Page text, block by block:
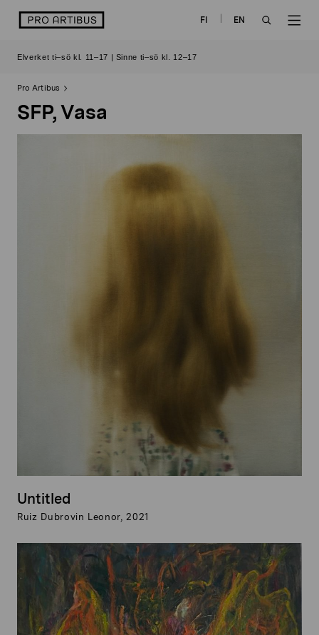
logo FI
EN
Elverket ti–sö kl. 11–17 | Sinne ti–sö kl. 12–17
Pro Artibus
SFP, Vasa
Untitled
Ruiz Dubrovin Leonor, 2021